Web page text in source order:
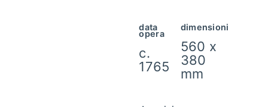
data
opera
c.
1765
dimensioni
560 x
380
mm